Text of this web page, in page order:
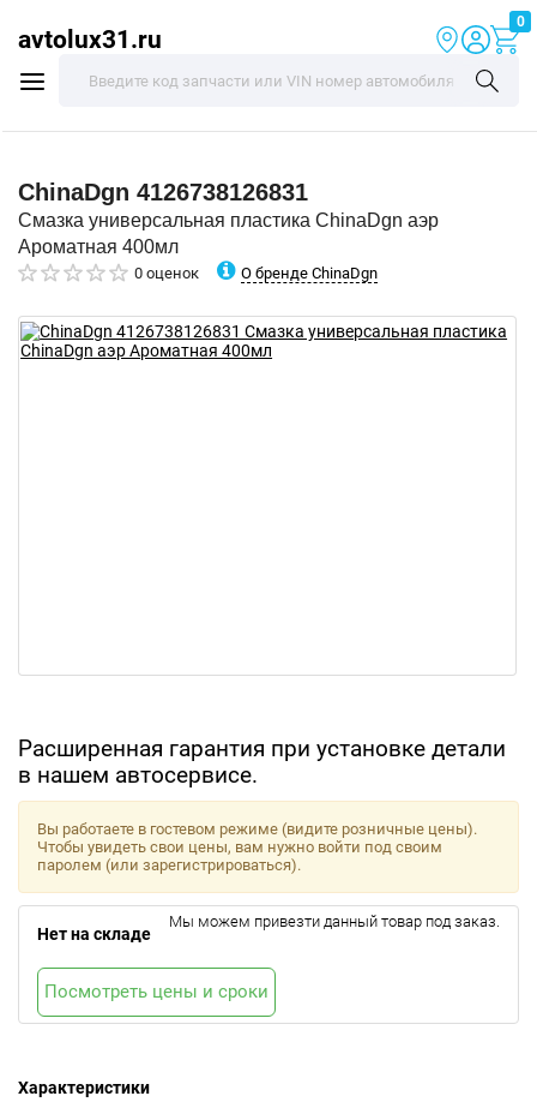
avtolux31.ru
0
ChinaDgn 4126738126831
Смазка универсальная пластика ChinaDgn аэр
Ароматная 400мл
0 оценок О бренде ChinaDgn
Расширенная гарантия при установке детали
в нашем автосервисе.
Характеристики
Вы работаете в гостевом режиме (видите розничные цены).
Чтобы увидеть свои цены, вам нужно войти под своим
паролем (или зарегистрироваться).
Нет на складе
Мы можем привезти данный товар под заказ.
Посмотреть цены и сроки